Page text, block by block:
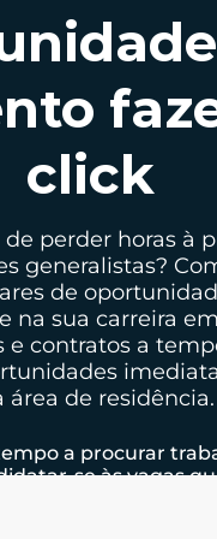
click
de perder horas à
generalistas?
de
na sua carreira
e contratos a
área de residência.
a procurar
se às vagas